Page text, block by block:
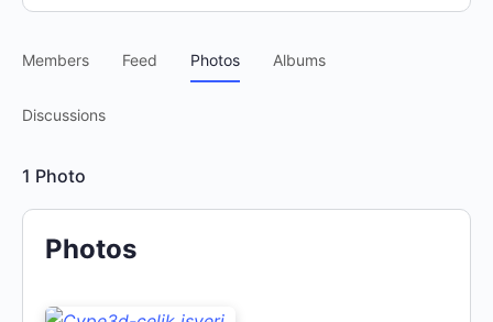
Members Feed Photos Albums
Discussions
1 Photo
Photos